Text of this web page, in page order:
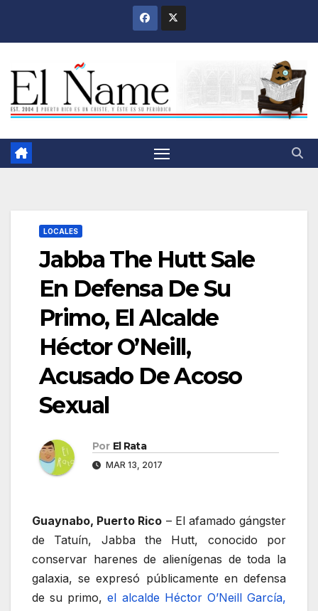
LOCALES
Jabba The Hutt Sale
En Defensa De Su
Primo, El Alcalde
Héctor O’Neill,
Acusado De Acoso
Sexual
Por El Rata
MAR 13, 2017
Guaynabo, Puerto Rico – El afamado gángster
de Tatuín, Jabba the Hutt, conocido por
conservar harenes de alienígenas de toda la
galaxia, se expresó públicamente en defensa
de su primo,el alcalde Héctor O’Neill García,